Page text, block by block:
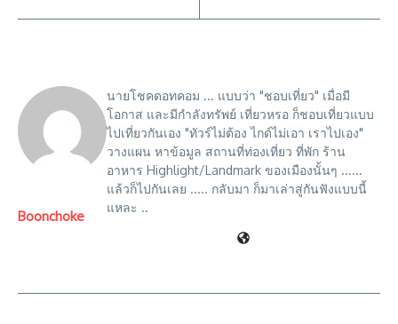
Boonchoke
นายโชคดอทคอม ... แบบว่า "ชอบเที่ยว" เมื่อมี
โอกาส และมีกำลังทรัพย์ เที่ยวหรอ ก็ชอบเที่ยวแบบ
ไปเที่ยวกันเอง "ทัวร์ไม่ต้อง ไกด์ไม่เอา เราไปเอง"
วางแผน หาข้อมูล สถานที่ท่องเที่ยว ที่พัก ร้าน
อาหาร Highlight/Landmark ของเมืองนั้นๆ ......
แล้วก็ไปกันเลย ..... กลับมา ก็มาเล่าสู่กันฟังแบบนี้
แหละ ..